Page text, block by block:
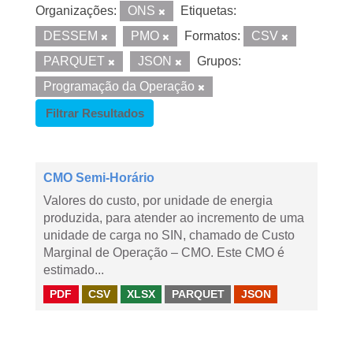
Organizações: ONS
Etiquetas:
DESSEM
PMO Formatos:
CSV
PARQUET
JSON
Grupos:
Programação da Operação
Filtrar Resultados
CMO Semi-Horário
Valores do custo, por unidade de energia
produzida, para atender ao incremento de uma
unidade de carga no SIN, chamado de Custo
Marginal de Operação – CMO. Este CMO é
estimado...
PDF CSV XLSX PARQUET JSON